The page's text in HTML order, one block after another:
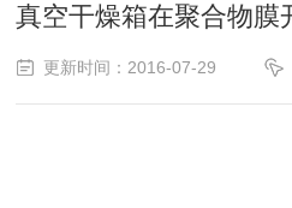
真空干燥箱在聚合物膜
更新时间：2016-07-29